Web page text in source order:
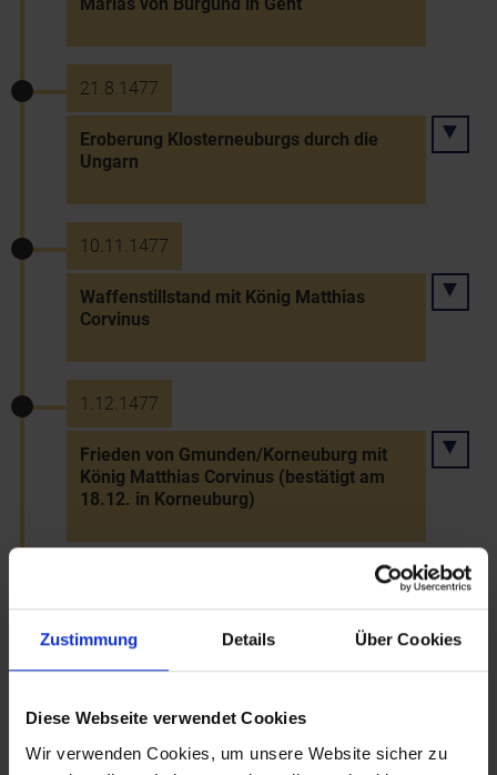
Zustimmung Details Über Cookies
Diese Webseite verwendet Cookies
Wir verwenden Cookies, um unsere Website sicher zu
21.8.1477
Eroberung Klosterneuburgs durch die
Ungarn
10.11.1477
Waffenstillstand mit König Matthias
Corvinus
1.12.1477
Frieden von Gmunden/Korneuburg mit
König Matthias Corvinus (bestätigt am
18.12. in Korneuburg)
Verpfändung von St. Pölten und Mautern
an König Matthias Corvinus durch den
Passauer Bischof Friedrich Mauerkircher
30.9.1482